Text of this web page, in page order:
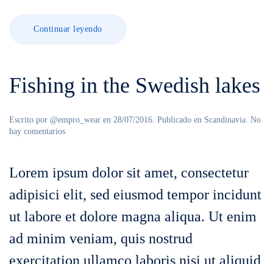
Continuar leyendo
Fishing in the Swedish lakes
Escrito por @empro_wear en 28/07/2016. Publicado en Scandinavia. No
hay comentariosen
Swedish
lakes
Lorem ipsum dolor sit amet, consectetur
adipisici elit, sed eiusmod tempor incidunt
ut labore et dolore magna aliqua. Ut enim
ad minim veniam, quis nostrud
exercitation ullamco laboris nisi ut aliquid